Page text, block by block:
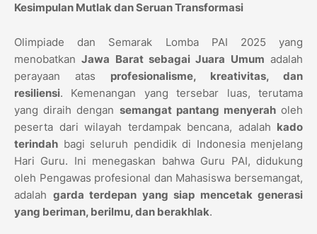
Kesimpulan Mutlak dan Seruan Transformasi
Olimpiade dan Semarak Lomba PAI 2025 yang
menobatkanJawa Barat sebagai Juara Umum adalah
perayaan atas profesionalisme, kreativitas, dan
resiliensi. Kemenangan yang tersebar luas, terutama
yang diraih dengan semangat pantang menyeraholeh
peserta dari wilayah terdampak bencana, adalah kado
terindah bagi seluruh pendidik di Indonesia menjelang
Hari Guru. Ini menegaskan bahwa Guru PAI, didukung
oleh Pengawas profesional dan Mahasiswa bersemangat,
adalah garda terdepan yang siap mencetak generasi
yang beriman, berilmu, dan berakhlak.